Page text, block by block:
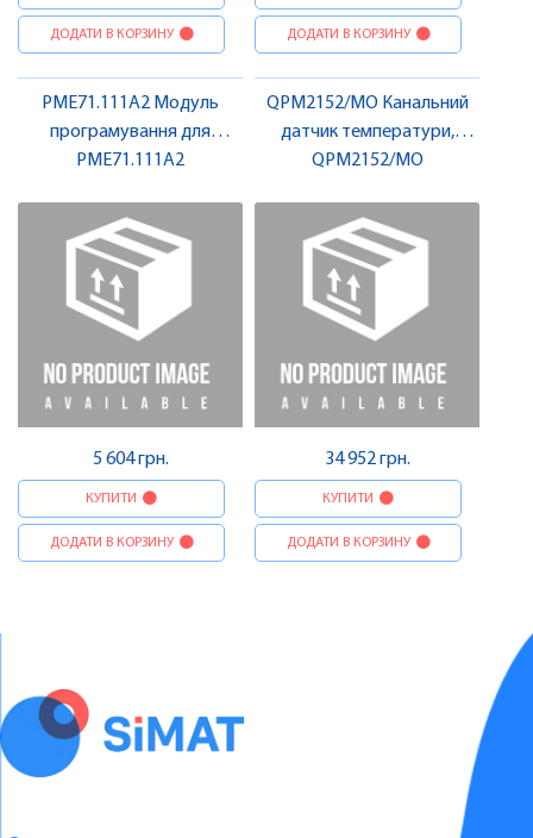
ДОДАТИ В КОРЗИНУ ДОДАТИ В КОРЗИНУ
PME71.111A2 Модуль
програмування для
LME71.000A2 | SIEMENS
PME71.111A2
5 604 грн.
КУПИТИ
ДОДАТИ В КОРЗИНУ
QPM2152/MO Канальний
датчик температури,
вологості і CO2, Modbus |
QPM2152/MO
34 952 грн.
КУПИТИ
ДОДАТИ В КОРЗИНУ